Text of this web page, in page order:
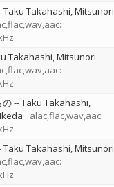
Taku Takahashi Mitsunori
Takahashi Mitsunori
の--Taku Takahashi
alac,flac,wav,aac:
Taku Takahashi Mitsunori